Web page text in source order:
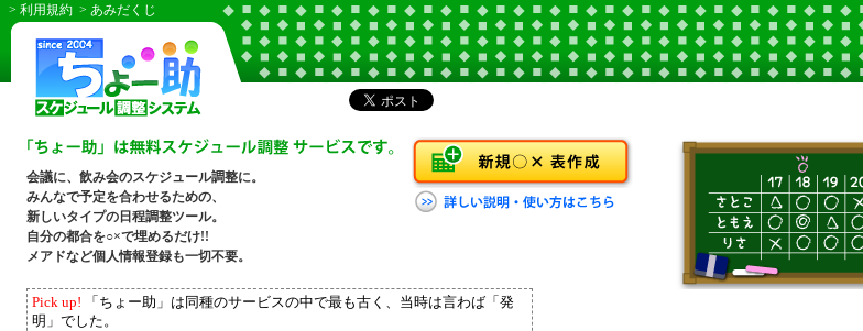
> 利用規約 > あみだくじ
会議に、飲み会のスケジュール調整に。
みんなで予定を合わせるための、
新しいタイプの日程調整ツール。
自分の都合を○×で埋めるだけ!!
メアドなど個人情報登録も一切不要。
Pick up! 「ちょー助」は同種のサービスの中で最も古く、当時は言わば「発
明」でした。